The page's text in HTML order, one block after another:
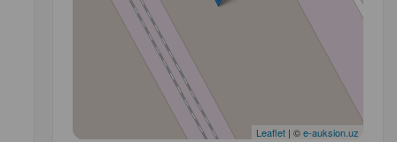
Leaflet| ©e-auksion.uz